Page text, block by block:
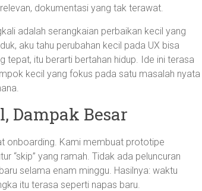
dokumentasi yang tak terawat.
adalah serangkaian perbaikan kecil yang
aku tahu perubahan kecil pada UX bisa
itu berarti bertahan hidup. Ide ini terasa
kecil yang fokus pada satu masalah nyata
Dampak Besar
onboarding. Kami membuat prototipe
“skip” yang ramah. Tidak ada peluncuran
selama enam minggu. Hasilnya: waktu
itu terasa seperti napas baru.